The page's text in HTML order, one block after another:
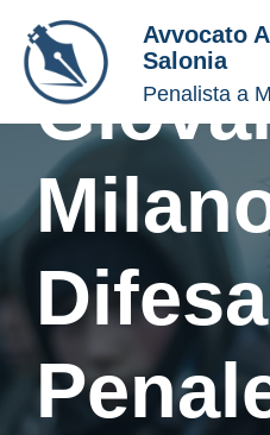
Vai
al
contenuto
Avvocato
Salonia
Penalista a
Difesa